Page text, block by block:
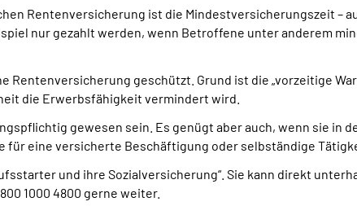
Rentenversicherung ist die Mindestversicherungszeit –
nur gezahlt werden, wenn Betroffene unter anderem
Rentenversicherung geschützt. Grund ist die „vorzeitige
die Erwerbsfähigkeit vermindert wird.
gewesen sein. Es genügt aber auch, wenn sie in
eine versicherte Beschäftigung oder selbständige
und ihre Sozialversicherung“. Sie kann direkt
1000 4800 gerne weiter.